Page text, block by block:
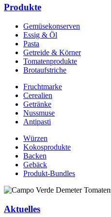
Produkte
Gemüsekonserven
Essig & Öl
Pasta
Getreide & Körner
Tomatenprodukte
Brotaufstriche
Fruchtmarke
Cerealien
Getränke
Nussmuse
Antipasti
Würzen
Kokosprodukte
Backen
Gebäck
Produkt-Bundles
Aktuelles